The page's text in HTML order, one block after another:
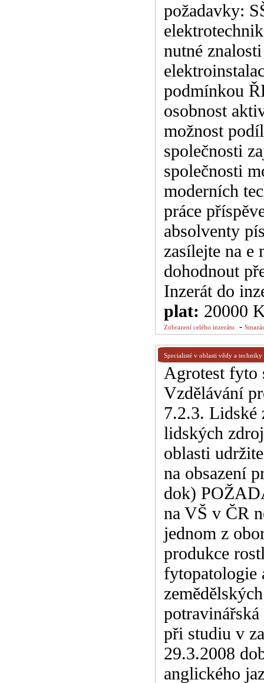
požadavky:
nutné
podmínkou
osobnost
možnost
společnosti
společnosti
moderních
práce
absolventy
zasílejte na e
dohodnout
Inzerát do
plat: 20000
Zobrazení celého inzerátu -
Specialisté v oblasti vědy a techniky
Agrotest fyto
Vzdělávání
7.2.3.
lidských
oblasti
na obsazení
dok)
na VŠ v ČR
jednom z
produkce
fytopatologie
při studiu v
29.3.2008
anglického